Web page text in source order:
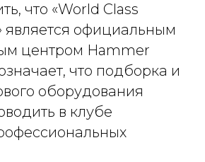
что «World Class
является официальным
центром Hammer
что подборка и
оборудования
в клубе